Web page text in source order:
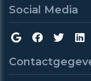
Social Media